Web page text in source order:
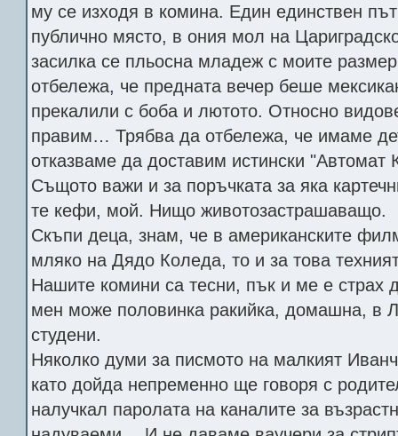
му се изходя в комина. Един единствен
публично място, в ония мол на
засилка се пльосна младеж с моите
отбележа, че предната вечер беше
прекалили с боба и лютото. Относно
правим… Трябва да отбележа, че имаме
отказваме да доставим истински "Автомат
Същото важи и за поръчката за яка
те кефи, мой. Нищо животозастрашаващо.
Скъпи деца, знам, че в американските
мляко на Дядо Коледа, то и за това
Нашите комини са тесни, пък и ме е страх
мен може половинка ракийка, домашна, в
студени.
Няколко думи за писмото на малкият
като дойда непременно ще говоря с
налучкал паролата на каналите за